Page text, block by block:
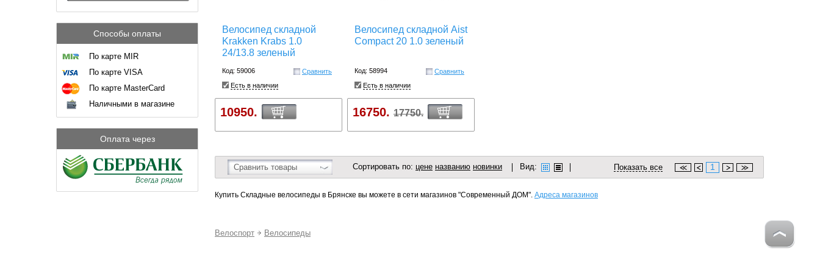
Способы оплаты
По карте MIR
По карте VISA
По карте MasterCard
Наличными в магазине
Оплата через
Велосипед складной
Krakken Krabs 1.0
24/13.8 зеленый
Код: 59006
Сравнить
Есть в наличии
10950.
Велосипед складной Aist
Compact 20 1.0 зеленый
Код: 58994
Сравнить
Есть в наличии
16750. 17750.
Сравнить товары Сортировать по: цене названию новинки Вид: Показать все 1
Купить Складные велосипеды в Брянске вы можете в сети магазинов "Современный ДОМ". Адреса магазинов
Велоспорт Велосипеды